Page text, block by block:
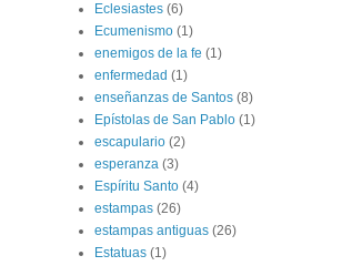
Eclesiastes (6)
Ecumenismo (1)
enemigos de la fe (1)
enfermedad (1)
enseñanzas de Santos (8)
Epístolas de San Pablo (1)
escapulario (2)
esperanza (3)
Espíritu Santo (4)
estampas (26)
estampas antiguas (26)
Estatuas (1)